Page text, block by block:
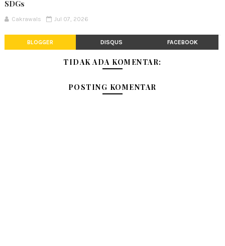
SDGs
Cakrawals Jul 07, 2026
BLOGGER DISQUS FACEBOOK
TIDAK ADA KOMENTAR:
POSTING KOMENTAR